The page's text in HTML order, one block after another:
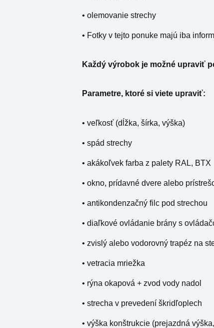
• olemovanie strechy
• Fotky v tejto ponuke majú iba
Každý výrobok je možné upraviť
Parametre, ktoré si viete upraviť:
• veľkosť (dĺžka, šírka, výška)
• spád strechy
• akákoľvek farba z palety RAL, BTX
• okno, prídavné dvere alebo
• antikondenzačný filc pod strechou
• diaľkové ovládanie brány s
• zvislý alebo vodorovný trapéz na
• vetracia mriežka
• rýna okapová + zvod vody nadol
• strecha v prevedení škridľoplech
• výška konštrukcie (prejazdná